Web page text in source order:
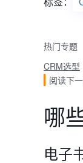
热门专题
CRM选型
阅读下
哪
电子